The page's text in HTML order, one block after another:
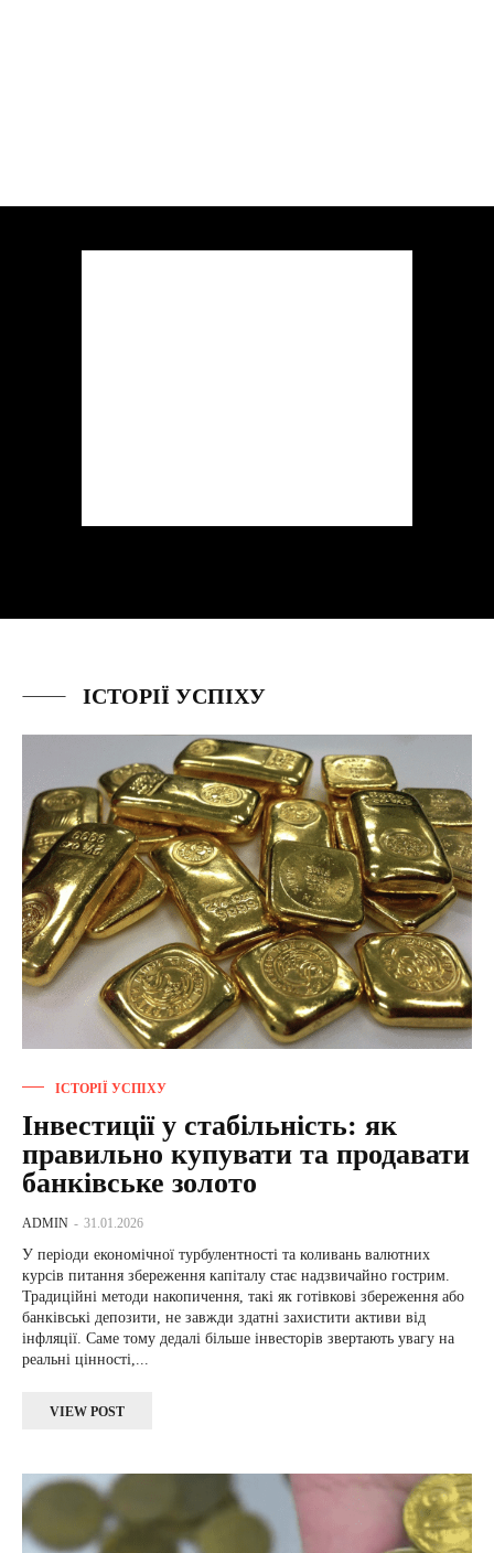
ІСТОРІЇ УСПІХУ
ІСТОРІЇ УСПІХУ
Інвестиції у стабільність: як
правильно купувати та продавати
банківське золото
ADMIN - 31.01.2026
У періоди економічної турбулентності та коливань валютних
курсів питання збереження капіталу стає надзвичайно гострим.
Традиційні методи накопичення, такі як готівкові збереження або
банківські депозити, не завжди здатні захистити активи від
інфляції. Саме тому дедалі більше інвесторів звертають увагу на
реальні цінності,...
VIEW POST